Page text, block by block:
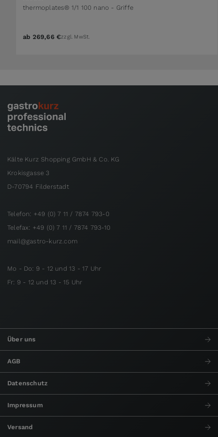
thermoplates® 1/1 100 nano - Griffe
ab 269,66 €zzgl. MwSt.
Kälte Kurz Shopping GmbH & Co. KG
Krokisgasse 3
D-70794 Filderstadt
Telefon: +49 (0) 7 11 / 7874 793-0
Telefax: +49 (0) 7 11 / 7874 793-10
mail@gastro-kurz.com
Mo - Do: 9 - 12 und 13 - 17 Uhr
Fr: 9 - 12 und 13 - 15 Uhr
Über uns
AGB
Datenschutz
Impressum
Versand